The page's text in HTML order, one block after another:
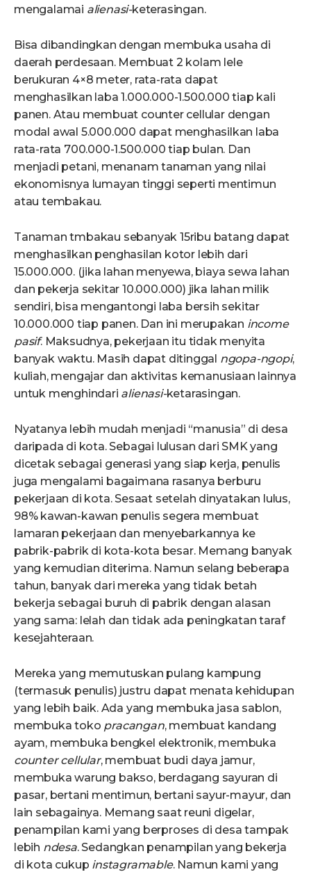
mengalamai alienasi-keterasingan.
Bisa dibandingkan dengan membuka usaha di
daerah perdesaan. Membuat 2 kolam lele
berukuran 4×8 meter, rata-rata dapat
menghasilkan laba 1.000.000-1.500.000 tiap kali
panen. Atau membuat counter cellular dengan
modal awal 5.000.000 dapat menghasilkan laba
rata-rata 700.000-1.500.000 tiap bulan. Dan
menjadi petani, menanam tanaman yang nilai
ekonomisnya lumayan tinggi seperti mentimun
atau tembakau.
Tanaman tmbakau sebanyak 15ribu batang dapat
menghasilkan penghasilan kotor lebih dari
15.000.000. (jika lahan menyewa, biaya sewa lahan
dan pekerja sekitar 10.000.000) jika lahan milik
sendiri, bisa mengantongi laba bersih sekitar
10.000.000 tiap panen. Dan ini merupakan income
pasif. Maksudnya, pekerjaan itu tidak menyita
banyak waktu. Masih dapat ditinggal ngopa-ngopi,
kuliah, mengajar dan aktivitas kemanusiaan lainnya
untuk menghindari alienasi-ketarasingan.
Nyatanya lebih mudah menjadi “manusia” di desa
daripada di kota. Sebagai lulusan dari SMK yang
dicetak sebagai generasi yang siap kerja, penulis
juga mengalami bagaimana rasanya berburu
pekerjaan di kota. Sesaat setelah dinyatakan lulus,
98% kawan-kawan penulis segera membuat
lamaran pekerjaan dan menyebarkannya ke
pabrik-pabrik di kota-kota besar. Memang banyak
yang kemudian diterima. Namun selang beberapa
tahun, banyak dari mereka yang tidak betah
bekerja sebagai buruh di pabrik dengan alasan
yang sama: lelah dan tidak ada peningkatan taraf
kesejahteraan.
Mereka yang memutuskan pulang kampung
(termasuk penulis) justru dapat menata kehidupan
yang lebih baik. Ada yang membuka jasa sablon,
membuka toko pracangan, membuat kandang
ayam, membuka bengkel elektronik, membuka
counter cellular, membuat budi daya jamur,
membuka warung bakso, berdagang sayuran di
pasar, bertani mentimun, bertani sayur-mayur, dan
lain sebagainya. Memang saat reuni digelar,
penampilan kami yang berproses di desa tampak
lebih ndesa. Sedangkan penampilan yang bekerja
di kota cukup instagramable. Namun kami yang